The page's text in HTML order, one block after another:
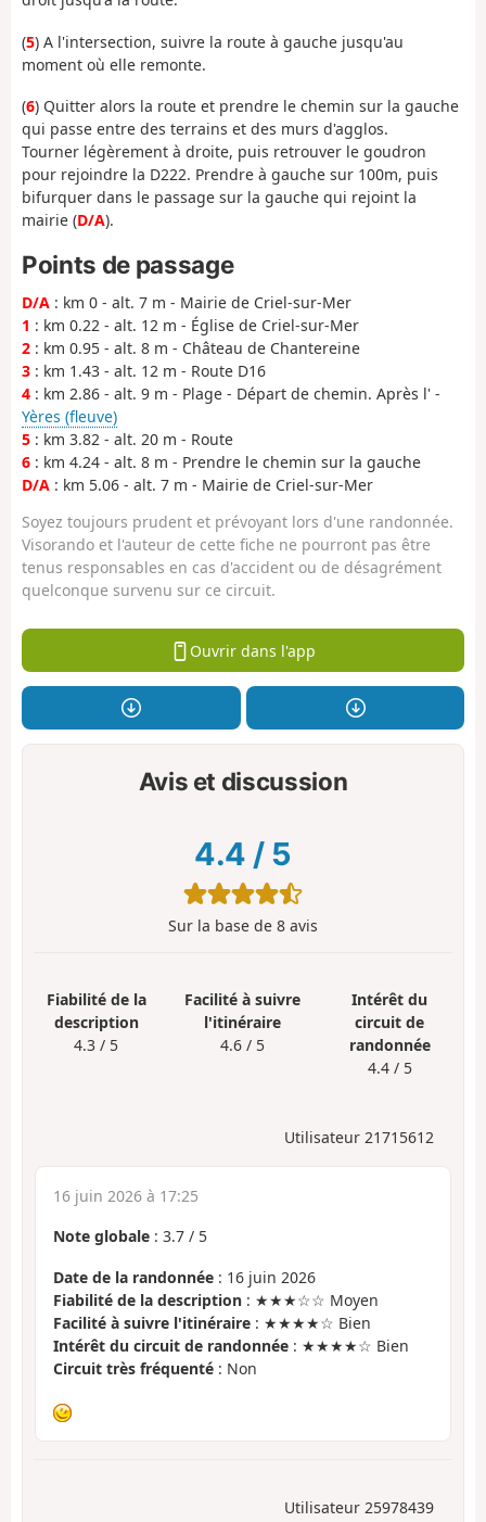
(5) A l'intersection, suivre la route à gauche jusqu'au
moment où elle remonte.
(6) Quitter alors la route et prendre le chemin sur la gauche
qui passe entre des terrains et des murs d'agglos.
Tourner légèrement à droite, puis retrouver le goudron
pour rejoindre la D222. Prendre à gauche sur 100m, puis
bifurquer dans le passage sur la gauche qui rejoint la
mairie (D/A).
Points de passage
D/A : km 0 - alt. 7 m - Mairie de Criel-sur-Mer
1 : km 0.22 - alt. 12 m - Église de Criel-sur-Mer
2 : km 0.95 - alt. 8 m - Château de Chantereine
3 : km 1.43 - alt. 12 m - Route D16
4 : km 2.86 - alt. 9 m - Plage - Départ de chemin. Après l' -
Yères (fleuve)
5 : km 3.82 - alt. 20 m - Route
6 : km 4.24 - alt. 8 m - Prendre le chemin sur la gauche
D/A : km 5.06 - alt. 7 m - Mairie de Criel-sur-Mer
Soyez toujours prudent et prévoyant lors d'une randonnée.
Visorando et l'auteur de cette fiche ne pourront pas être
tenus responsables en cas d'accident ou de désagrément
quelconque survenu sur ce circuit.
Ouvrir dans l'app
Avis et discussion
4.4 / 5
Sur la base de 8 avis
Fiabilité de la
description
4.3 / 5
Facilité à suivre
l'itinéraire
4.6 / 5
Intérêt du
circuit de
randonnée
4.4 / 5
Utilisateur 21715612
16 juin 2026 à 17:25
Note globale : 3.7 / 5
Date de la randonnée : 16 juin 2026
Fiabilité de la description : ★★★☆☆ Moyen
Facilité à suivre l'itinéraire : ★★★★☆ Bien
Intérêt du circuit de randonnée : ★★★★☆ Bien
Circuit très fréquenté : Non
Utilisateur 25978439